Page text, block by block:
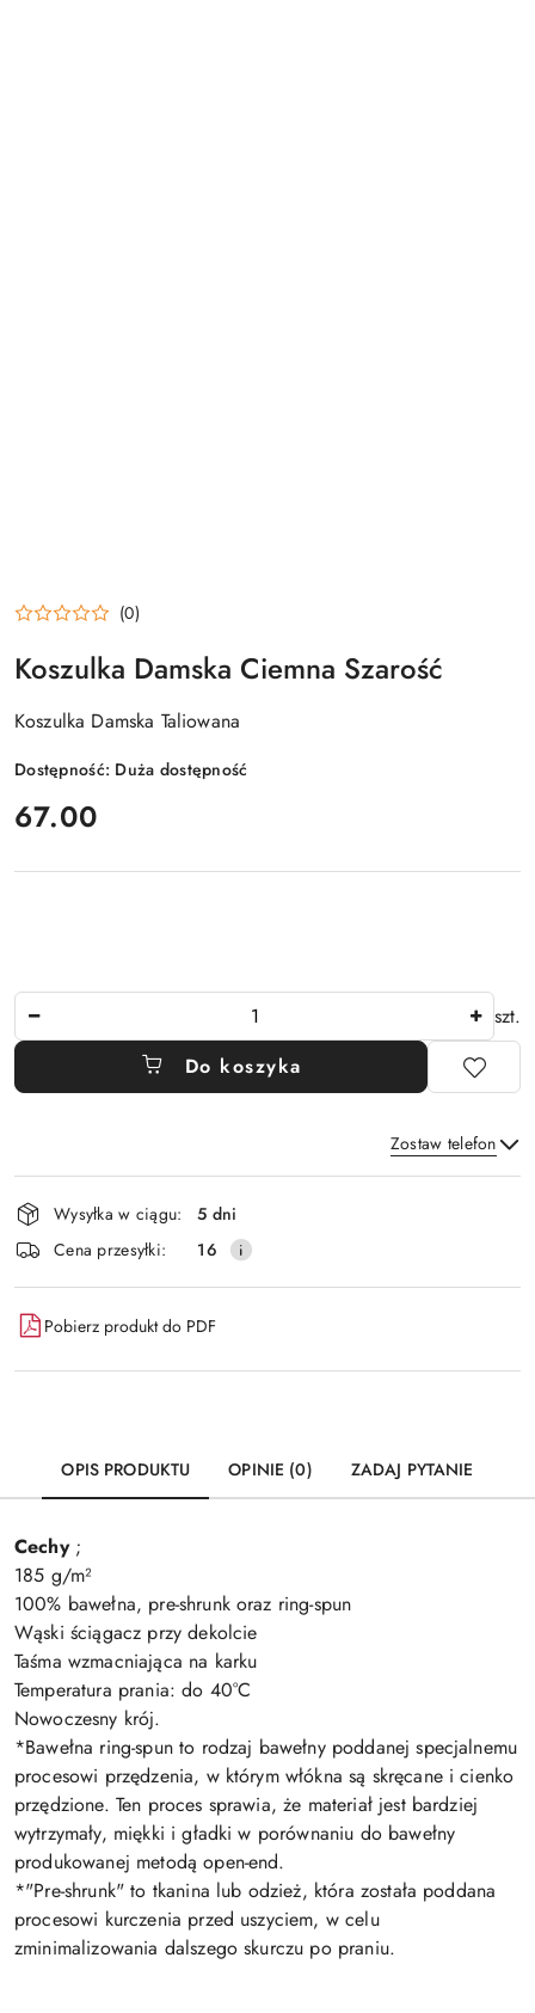
(0)
Koszulka Damska Ciemna Szarość
Koszulka Damska Taliowana
Dostępność: Duża dostępność
cena:
67.00
szt.
Do koszyka
Zostaw telefon
Wyślij
Dostępność
i
dostawa
Wysyłka w ciągu:
5 dni
Cena przesyłki:
16
Pobierz produkt do PDF
OPIS PRODUKTU OPINIE (0) ZADAJ PYTANIE
Cechy ;
185 g/m²
100% bawełna, pre-shrunk oraz ring-spun
Wąski ściągacz przy dekolcie
Taśma wzmacniająca na karku
Temperatura prania: do 40°C
Nowoczesny krój.
*Bawełna ring-spun to rodzaj bawełny poddanej specjalnemu
procesowi przędzenia, w którym włókna są skręcane i cienko
przędzione. Ten proces sprawia, że materiał jest bardziej
wytrzymały, miękki i gładki w porównaniu do bawełny
produkowanej metodą open-end.
*"Pre-shrunk" to tkanina lub odzież, która została poddana
procesowi kurczenia przed uszyciem, w celu
zminimalizowania dalszego skurczu po praniu.